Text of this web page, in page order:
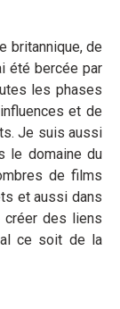
britannique, de
été bercée par
les phases
et de
Je suis aussi
le domaine du
de films
et aussi dans
créer des liens
ce soit de la